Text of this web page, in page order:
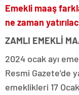
Emekli maaş
ne zaman
ZAMLI EMEKLİ
2024 ocak ayı
Resmi Gazete’de
emeklikleri 17